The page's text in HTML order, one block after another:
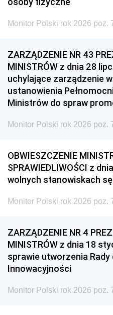
Monitor Polski rok 2026 poz.
ZARZĄDZENIE NR 43
MINISTRÓW z dnia 28
uchylające zarządzenie
ustanowienia
Ministrów do spraw
Monitor Polski rok 2026 poz.
OBWIESZCZENIE
SPRAWIEDLIWOŚCI z
wolnych stanowiskach
Monitor Polski rok 2026 poz.
ZARZĄDZENIE NR 4
MINISTRÓW z dnia 18
sprawie utworzenia Rady
Innowacyjności
Monitor Polski rok 2026 poz.